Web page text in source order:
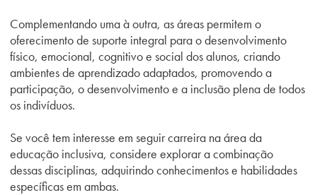
Complementando uma à outra, as áreas permitem o
oferecimento de suporte integral para o desenvolvimento
físico, emocional, cognitivo e social dos alunos, criando
ambientes de aprendizado adaptados, promovendo a
participação, o desenvolvimento e a inclusão plena de todos
os indivíduos.
Se você tem interesse em seguir carreira na área da
educação inclusiva, considere explorar a combinação
dessas disciplinas, adquirindo conhecimentos e habilidades
específicas em ambas.